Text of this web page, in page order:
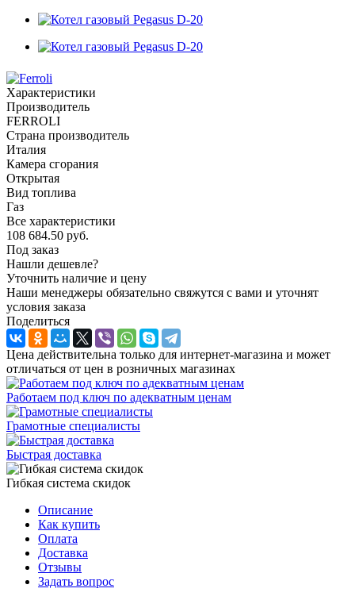
Характеристики
Производитель
FERROLI
Страна производитель
Италия
Камера сгорания
Открытая
Вид топлива
Газ
Все характеристики
108 684.50 руб.
Под заказ
Нашли дешевле?
Уточнить наличие и цену
Наши менеджеры обязательно свяжутся с вами и уточнят
условия заказа
Поделиться
Цена действительна только для интернет-магазина и может
отличаться от цен в розничных магазинах
Работаем под ключ по адекватным ценам
Грамотные специалисты
Быстрая доставка
Гибкая система скидок
Описание
Как купить
Оплата
Доставка
Отзывы
Задать вопрос